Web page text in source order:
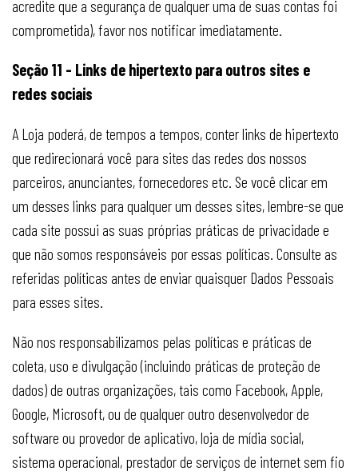
acredite que a segurança de qualquer uma de suas contas foi
comprometida), favor nos notificar imediatamente.
Seção 11 - Links de hipertexto para outros sites e
redes sociais
A Loja poderá, de tempos a tempos, conter links de hipertexto
que redirecionará você para sites das redes dos nossos
parceiros, anunciantes, fornecedores etc. Se você clicar em
um desses links para qualquer um desses sites, lembre-se que
cada site possui as suas próprias práticas de privacidade e
que não somos responsáveis por essas políticas. Consulte as
referidas políticas antes de enviar quaisquer Dados Pessoais
para esses sites.
Não nos responsabilizamos pelas políticas e práticas de
coleta, uso e divulgação (incluindo práticas de proteção de
dados) de outras organizações, tais como Facebook, Apple,
Google, Microsoft, ou de qualquer outro desenvolvedor de
software ou provedor de aplicativo, loja de mídia social,
sistema operacional, prestador de serviços de internet sem fio